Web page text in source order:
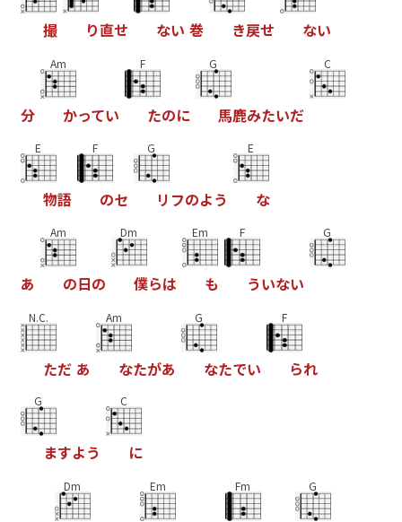
撮 り直せ ない 巻 き戻せ ない
分
Am
かってい
F
たのに
G
馬鹿みたいだ
C
E
物語
F
のセ
G
リ フのよう
E
な
あ
Am
の日の
Dm
僕らは
Em
も
F
ういない
G
N.C.
ただ あ
Am
なたがあ
G
なたでい
F
られ
G
ますよう
C
に
Dm Em Fm G